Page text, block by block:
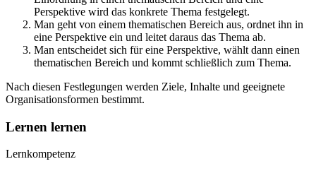
Perspektive wird das konkrete Thema festgelegt.
Man geht von einem thematischen Bereich aus, ordnet ihn in
eine Perspektive ein und leitet daraus das Thema ab.
Man entscheidet sich für eine Perspektive, wählt dann einen
thematischen Bereich und kommt schließlich zum Thema.
Nach diesen Festlegungen werden Ziele, Inhalte und geeignete
Organisationsformen bestimmt.
Lernen lernen
Lernkompetenz